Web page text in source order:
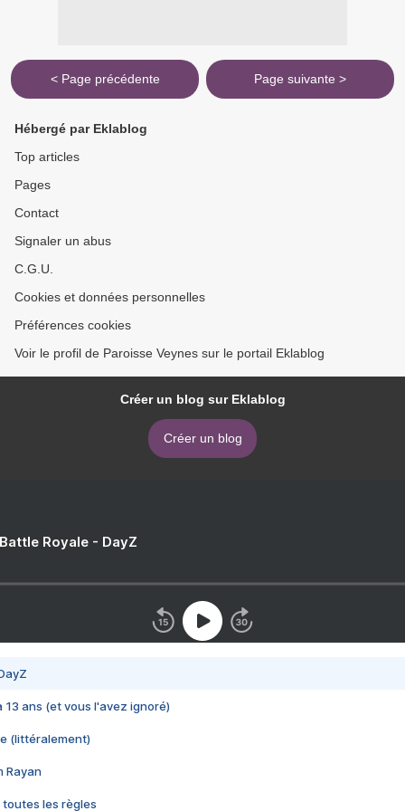
< Page précédente Page suivante >
Hébergé par Eklablog
Top articles
Pages
Contact
Signaler un abus
C.G.U.
Cookies et données personnelles
Préférences cookies
Voir le profil de Paroisse Veynes sur le portail Eklablog
Créer un blog sur Eklablog
Créer un blog
Royale - DayZ
13 ans (et vous l'avez ignoré)
(littéralement)
Rayan
toutes les règles